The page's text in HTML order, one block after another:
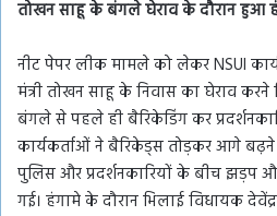
तोखन साहू के बंगले घेराव के दौरान हुआ
नीट पेपर लीक मामले को लेकर NSUI
मंत्री तोखन साहू के निवास का घेराव
बंगले से पहले ही बैरिकेडिंग कर
कार्यकर्ताओं ने बैरिकेड्स तोड़कर आगे
पुलिस और प्रदर्शनकारियों के बीच झड़प
गई। हंगामे के दौरान भिलाई विधायक